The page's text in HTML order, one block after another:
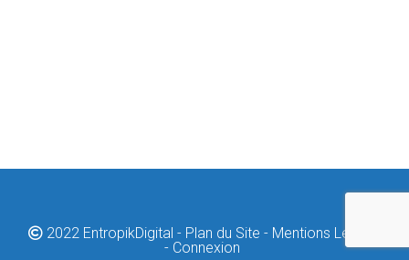
2022 EntropikDigital Plan du Site
Mentions Légale
Connexion